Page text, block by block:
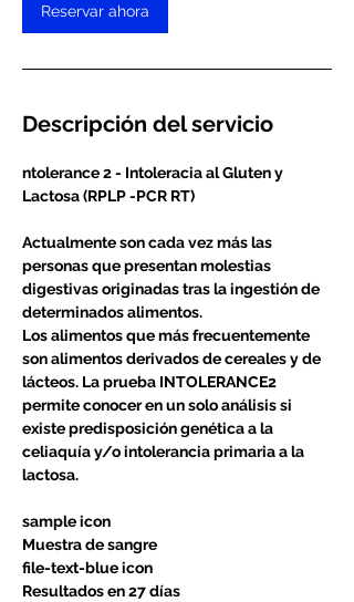
Reservar ahora
Descripción del servicio
ntolerance 2 - Intoleracia al Gluten y
Lactosa (RPLP -PCR RT)
Actualmente son cada vez más las
personas que presentan molestias
digestivas originadas tras la ingestión de
determinados alimentos.
Los alimentos que más frecuentemente
son alimentos derivados de cereales y de
lácteos. La prueba INTOLERANCE2
permite conocer en un solo análisis si
existe predisposición genética a la
celiaquía y/o intolerancia primaria a la
lactosa.
sample icon
Muestra de sangre
file-text-blue icon
Resultados en 27 días